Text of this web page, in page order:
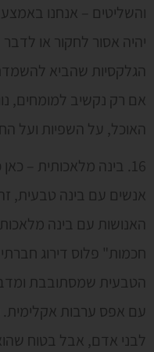
והשליטים – אנחנו
יהיה אסור לחקור או
הגלקסיות שהביא
אם רק נקשיב למומחים,
האוכל, על השפיות ועל
16. בינה מלאכותית –
אנשים עם בינה טבעית,
האנושות עם בינה
חכמות" פלוס דירוג
הטבעית שמסתובבת
עם אפס ערבות אקלימית.
לבני אדם, אבל בטוח